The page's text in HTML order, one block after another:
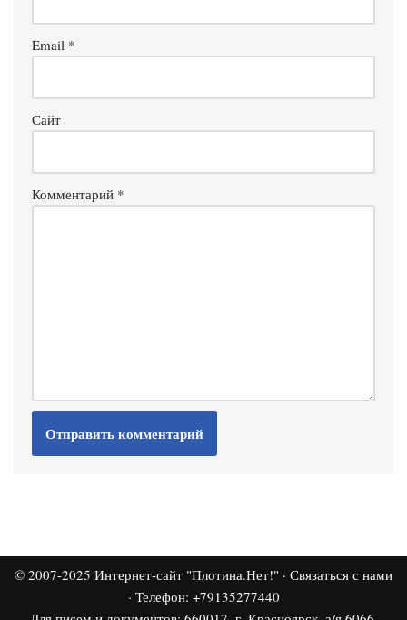
Email *
Сайт
Комментарий *
© 2007-2025 Интернет-сайт "Плотина.Нет!" · Связаться с нами
· Телефон: +79135277440